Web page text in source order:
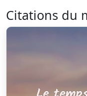
Citations du